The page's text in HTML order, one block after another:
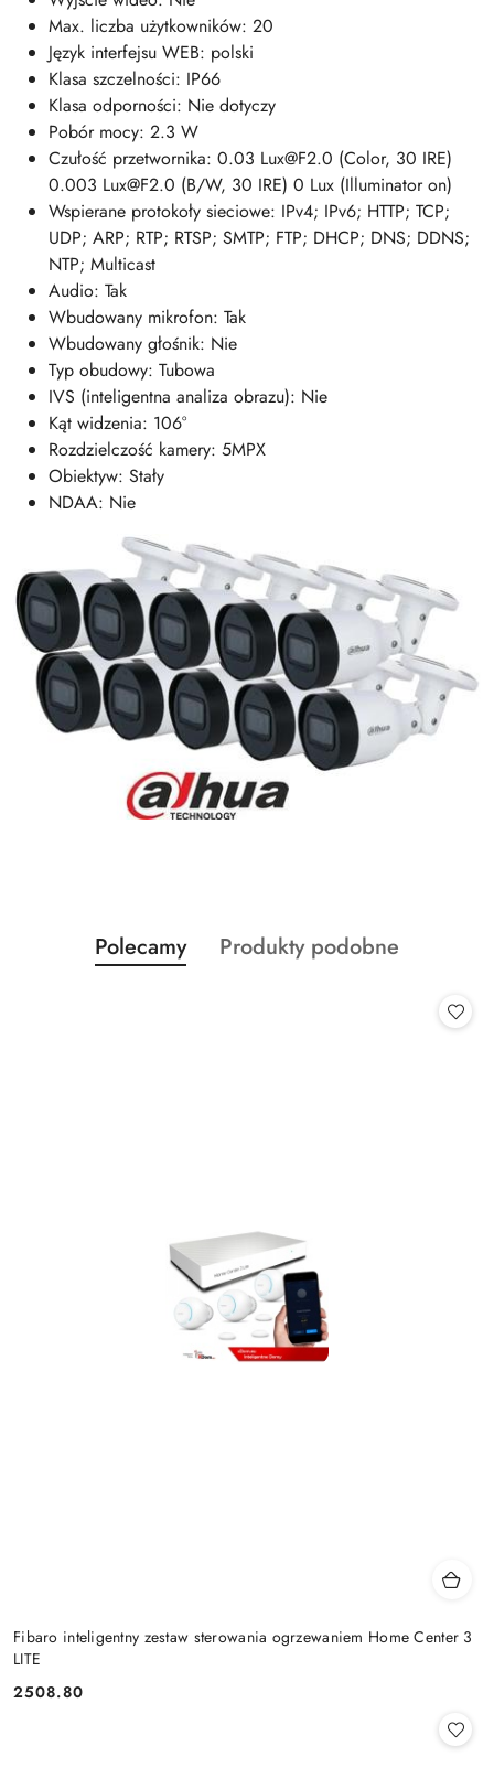
Max. liczba użytkowników: 20
Język interfejsu WEB: polski
Klasa szczelności: IP66
Klasa odporności: Nie dotyczy
Pobór mocy: 2.3 W
Czułość przetwornika: 0.03 Lux@F2.0 (Color, 30 IRE)
0.003 Lux@F2.0 (B/W, 30 IRE) 0 Lux (Illuminator on)
Wspierane protokoły sieciowe: IPv4; IPv6; HTTP; TCP;
UDP; ARP; RTP; RTSP; SMTP; FTP; DHCP; DNS; DDNS;
NTP; Multicast
Audio: Tak
Wbudowany mikrofon: Tak
Wbudowany głośnik: Nie
Typ obudowy: Tubowa
IVS (inteligentna analiza obrazu): Nie
Kąt widzenia: 106°
Rozdzielczość kamery: 5MPX
Obiektyw: Stały
NDAA: Nie
Pomiń karuzelę produktów
Produkty
o
Polecamy
Produkty
Produkty podobne
Fibaro inteligentny zestaw sterowania ogrzewaniem Home Center 3
LITE
Cena:
2508.80